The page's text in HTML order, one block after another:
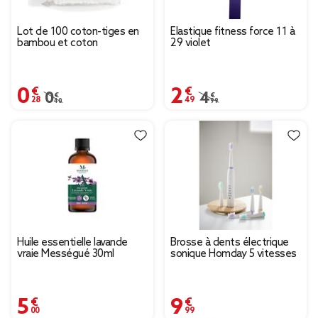
Lot de 100 coton-tiges en
bambou et coton
0,28 €
Prix remisé de 0,40 € à 0,28 €
0,40 €
Élastique fitness force 11 à
29 violet
2,49 €
Prix remisé de 4,99 €
4,99 €
Huile essentielle lavande
vraie Mességué 30ml
5,00 €
Brosse à dents électrique
sonique Homday 5 vitesses
9,99 €